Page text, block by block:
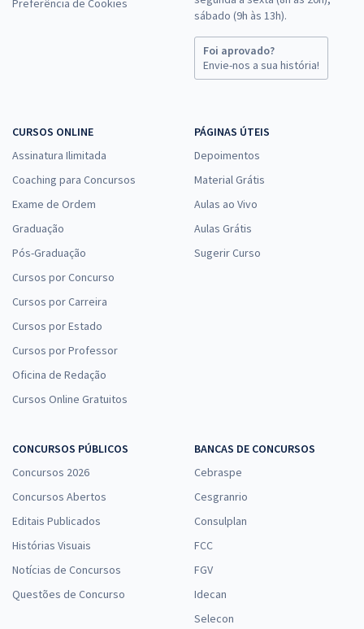
Preferência de Cookies
sábado (9h às 13h).
Foi aprovado?
Envie-nos a sua história!
CURSOS ONLINE
Assinatura Ilimitada
Coaching para Concursos
Exame de Ordem
Graduação
Pós-Graduação
Cursos por Concurso
Cursos por Carreira
Cursos por Estado
Cursos por Professor
Oficina de Redação
Cursos Online Gratuitos
PÁGINAS ÚTEIS
Depoimentos
Material Grátis
Aulas ao Vivo
Aulas Grátis
Sugerir Curso
CONCURSOS PÚBLICOS
Concursos 2026
Concursos Abertos
Editais Publicados
Histórias Visuais
Notícias de Concursos
Questões de Concurso
BANCAS DE CONCURSOS
Cebraspe
Cesgranrio
Consulplan
FCC
FGV
Idecan
Selecon